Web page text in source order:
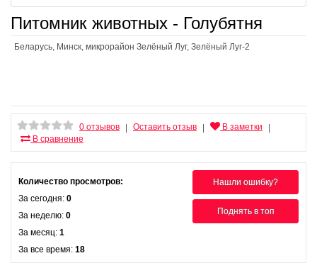
Питомник животных - Голубятня
Беларусь, Минск, микрорайон Зелёный Луг, Зелёный Луг-2
0 отзывов Оставить отзыв В заметки
В сравнение
Нашли ошибку?
Поднять в топ
Количество просмотров:
За сегодня: 0
За неделю: 0
За месяц: 1
За все время: 18